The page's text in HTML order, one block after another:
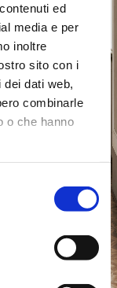
ed
media e per
inoltre
sito con i
dati web,
combinarle
o che hanno